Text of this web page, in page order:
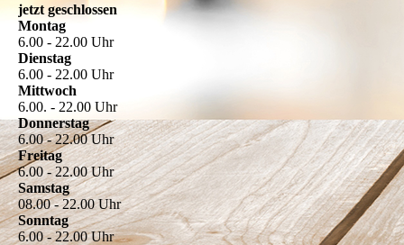
jetzt geschlossen
Montag
6.00 - 22.00 Uhr
Dienstag
6.00 - 22.00 Uhr
Mittwoch
6.00. - 22.00 Uhr
Donnerstag
6.00 - 22.00 Uhr
Freitag
6.00 - 22.00 Uhr
Samstag
08.00 - 22.00 Uhr
Sonntag
6.00 - 22.00 Uhr